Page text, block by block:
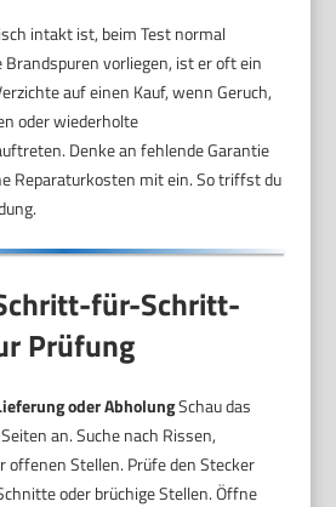
intakt ist, beim Test normal
vorliegen, ist er oft ein
auf einen Kauf, wenn Geruch,
oder wiederholte
Denke an fehlende Garantie
Reparaturkosten mit ein. So triffst du
für-Schritt-
Prüfung
oder AbholungSchau das
an. Suche nach Rissen,
offenen Stellen. Prüfe den Stecker
oder brüchige Stellen. Öffne